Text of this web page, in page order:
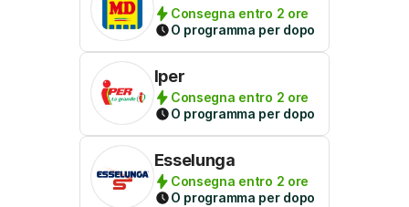
Consegna entro 2 ore
O programma per dopo
Iper
Consegna entro 2 ore
O programma per dopo
Esselunga
Consegna entro 2 ore
O programma per dopo